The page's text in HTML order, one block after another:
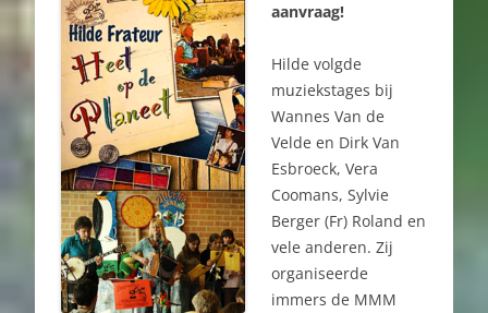
aanvraag!
Hilde volgde
muziekstages bij
Wannes Van de
Velde en Dirk Van
Esbroeck, Vera
Coomans, Sylvie
Berger (Fr) Roland en
vele anderen. Zij
organiseerde
immers de MMM